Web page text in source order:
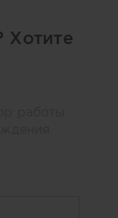
Хотите